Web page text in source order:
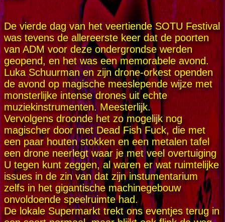
De vierde dag van het veertiende SOTU Festival
was tevens de allereerste keer dat de poorten
van ADM voor deze ondergrondse werden
geopend, en het was een memorabele avond.
Luka Schuurman en zijn drone-orkest openden
de avond op magische meeslepende wijze met
monsterlijke intense drones uit echte
muziekinstrumenten. Meesterlijk.
Vervolgens droonde het zo mogelijk nog
magischer door met Dead Fish Fuck, die met
een paar houten stokken en een metalen tafel
een drone neerlegt waar je met veel overtuiging
U tegen kunt zeggen, al waren er wat ruimtelijke
issues in de zin van dat zijn instumentarium
zelfs in het gigantische machinegebouw
onvoldoende speelruimte had.
De lokale Supermarkt trekt ons eventjes terug in